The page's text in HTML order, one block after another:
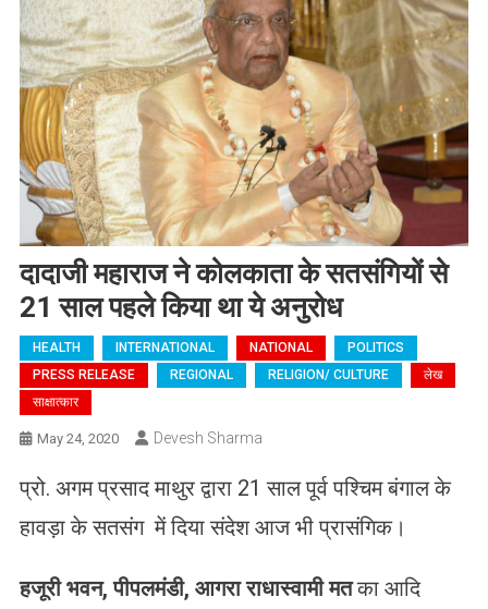
दादाजी महाराज ने कोलकाता के सतसंगियों से
21 साल पहले किया था ये अनुरोध
HEALTH INTERNATIONAL NATIONAL
POLITICS
PRESS RELEASE
REGIONAL RELIGION/ CULTURE
लेख
साक्षात्कार
May 24, 2020 Devesh Sharma
प्रो. अगम प्रसाद माथुर द्वारा 21 साल पूर्व पश्चिम बंगाल के
हावड़ा के सतसंग में दिया संदेश आज भी प्रासंगिक।
हजूरी भवन,पीपलमंडी, आगरा राधास्वामी मतका आदि